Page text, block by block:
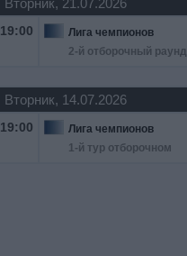
Вторник, 21.07.2026
19:00
Лига чемпионов
2-й отборочный раунд
Вторник, 14.07.2026
19:00
Лига чемпионов
1-й тур отборочном